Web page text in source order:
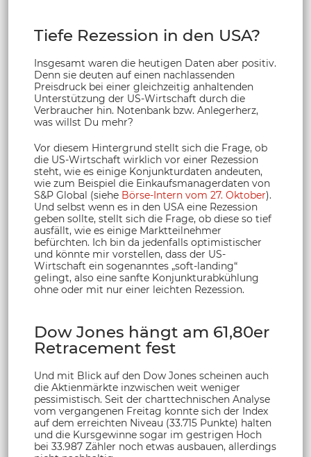
Tiefe Rezession in den USA?
Insgesamt waren die heutigen Daten aber positiv.
Denn sie deuten auf einen nachlassenden
Preisdruck bei einer gleichzeitig anhaltenden
Unterstützung der US-Wirtschaft durch die
Verbraucher hin. Notenbank bzw. Anlegerherz,
was willst Du mehr?
Vor diesem Hintergrund stellt sich die Frage, ob
die US-Wirtschaft wirklich vor einer Rezession
steht, wie es einige Konjunkturdaten andeuten,
wie zum Beispiel die Einkaufsmanagerdaten von
S&P Global (siehe Börse-Intern vom 27. Oktober).
Und selbst wenn es in den USA eine Rezession
geben sollte, stellt sich die Frage, ob diese so tief
ausfällt, wie es einige Marktteilnehmer
befürchten. Ich bin da jedenfalls optimistischer
und könnte mir vorstellen, dass der US-
Wirtschaft ein sogenanntes „soft-landing“
gelingt, also eine sanfte Konjunkturabkühlung
ohne oder mit nur einer leichten Rezession.
Dow Jones hängt am 61,80er
Retracement fest
Und mit Blick auf den Dow Jones scheinen auch
die Aktienmärkte inzwischen weit weniger
pessimistisch. Seit der charttechnischen Analyse
vom vergangenen Freitag konnte sich der Index
auf dem erreichten Niveau (33.715 Punkte) halten
und die Kursgewinne sogar im gestrigen Hoch
bei 33.987 Zähler noch etwas ausbauen, allerdings